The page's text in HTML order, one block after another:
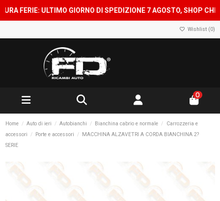
FERIE: ULTIMO GIORNO DI SPEDIZIONE 7 AGOSTO, SHOP
Wishlist (0)
0
Home Auto di ieri Autobianchi Bianchina cabrio e normale
Carrozzeria e
accessori
Porte e accessori
MACCHINA ALZAVETRI A CORDA BIANCHINA 2?
SERIE